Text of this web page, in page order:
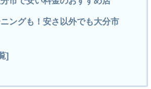
ングも！安さ以外でも大分市
]